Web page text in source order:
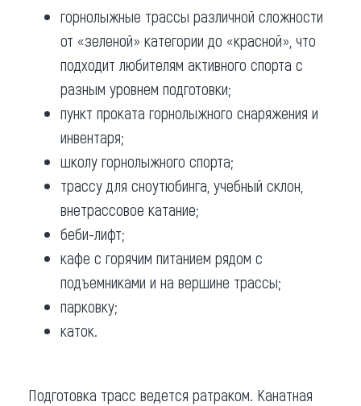
горнолыжные трассы различной сложности
от «зеленой» категории до «красной», что
подходит любителям активного спорта с
разным уровнем подготовки;
пункт проката горнолыжного снаряжения и
инвентаря;
школу горнолыжного спорта;
трассу для сноутюбинга, учебный склон,
внетрассовое катание;
беби-лифт;
кафе с горячим питанием рядом с
подъемниками и на вершине трассы;
парковку;
каток.
Подготовка трасс ведется ратраком. Канатная